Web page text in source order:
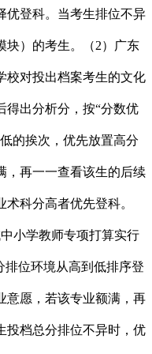
优登科。当考生排位不异
块）的考生。（2）广东
校对投出档案考生的文化
得出分析分，按“分数优
的挨次，优先放置高分
，再一一查看该生的后续
科分高者优先登科。
小学教师专项打算实行
排位环境从高到低排序登
意愿，若该专业额满，再
投档总分排位不异时，优